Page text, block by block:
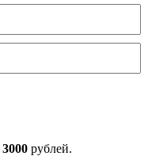
3000 рублей.